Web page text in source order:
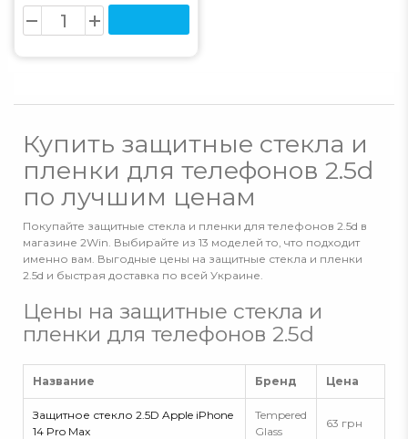
Купить защитные стекла и
пленки для телефонов 2.5d
по лучшим ценам
Покупайте защитные стекла и пленки для телефонов 2.5d в
магазине 2Win. Выбирайте из 13 моделей то, что подходит
именно вам. Выгодные цены на защитные стекла и пленки
2.5d и быстрая доставка по всей Украине.
Цены на защитные стекла и
пленки для телефонов 2.5d
Название Бренд Цена
Защитное стекло 2.5D Apple iPhone
14 Pro Max
Tempered
Glass
63 грн